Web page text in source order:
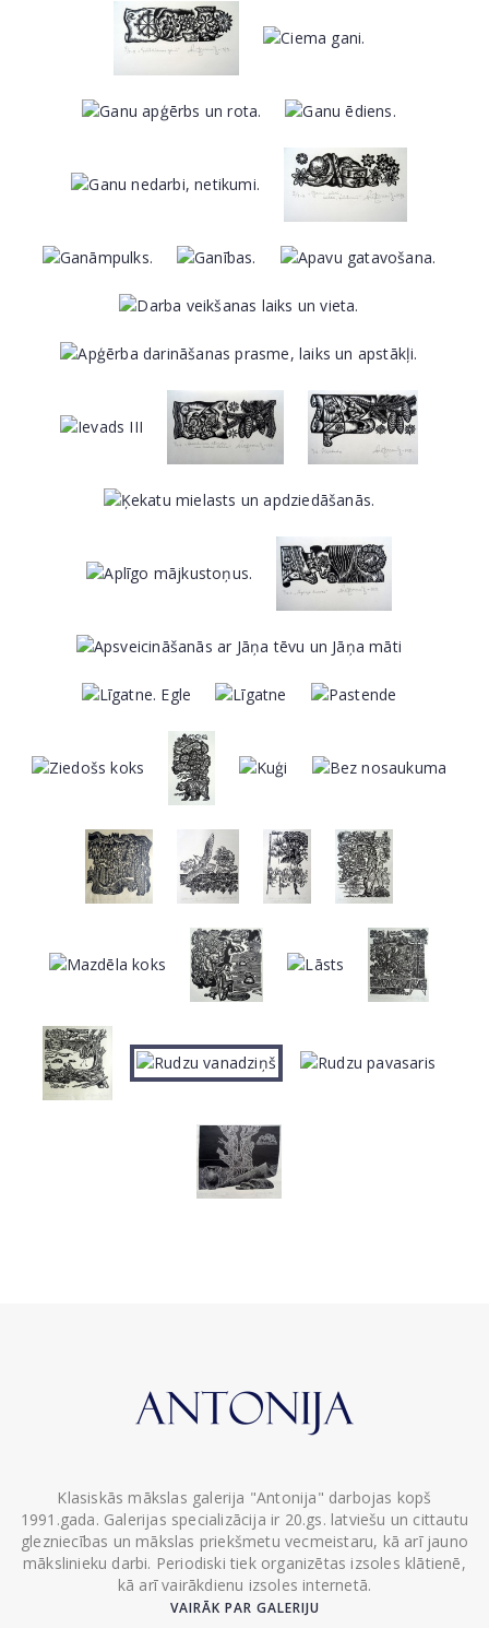
Klasiskās mākslas galerija "Antonija" darbojas kopš
1991.gada. Galerijas specializācija ir 20.gs. latviešu un cittautu
glezniecības un mākslas priekšmetu vecmeistaru, kā arī jauno
mākslinieku darbi. Periodiski tiek organizētas izsoles klātienē,
kā arī vairākdienu izsoles internetā.
VAIRĀK PAR GALERIJU